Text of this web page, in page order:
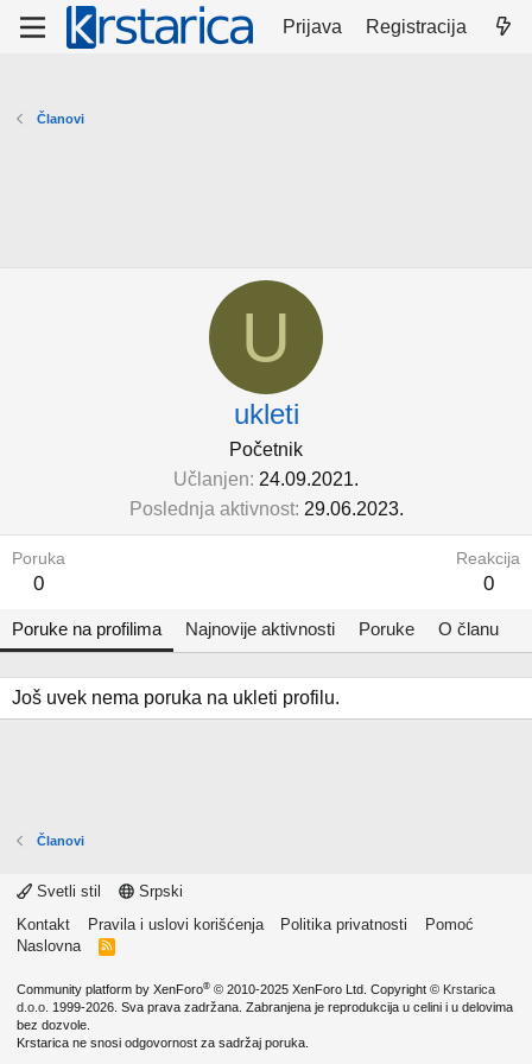
Prijava Registracija
Članovi
U
ukleti
Početnik
Učlanjen 24.09.2021.
Poslednja aktivnost 29.06.2023.
Poruka
0
Reakcija
0
Poruke na profilima Najnovije aktivnosti Poruke O članu
Još uvek nema poruka na ukleti profilu.
Članovi
Svetli stil
Srpski
Kontakt
Pravila i uslovi korišćenja Politika privatnosti
Pomoć
Naslovna
R
Community platform by XenForo® © 2010-2025 XenForo Ltd. Copyright © Krstarica
d.o.o. 1999-2026. Sva prava zadržana. Zabranjena je reprodukcija u celini i u delovima
bez dozvole.
Krstarica ne snosi odgovornost za sadržaj poruka.